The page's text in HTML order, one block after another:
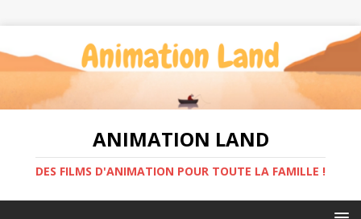
ANIMATION LAND
DES FILMS D'ANIMATION POUR TOUTE LA FAMILLE !